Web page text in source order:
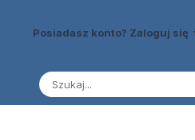
Posiadasz konto? Zaloguj się